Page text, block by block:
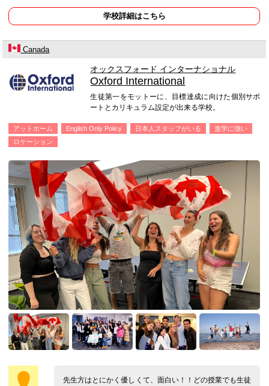
学校詳細はこちら
Canada
オックスフォード インターナショナル
Oxford International
生徒第一をモットーに、目標達成に向けた個別サポ
ートとカリキュラム設定が出来る学校。
アットホーム English Only Policy 日本人スタッフがいる
進学に強い
ロケーション
先生方はとにかく優しくて、面白い！！どの授業でも生徒